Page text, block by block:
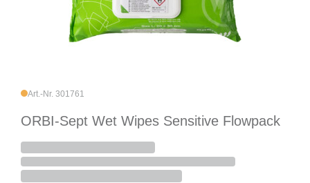
Art.-Nr. 301761
ORBI-Sept Wet Wipes Sensitive Flowpack